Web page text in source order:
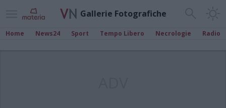
Gallerie Fotografiche
Home News24 Sport Tempo Libero Necrologie Radio